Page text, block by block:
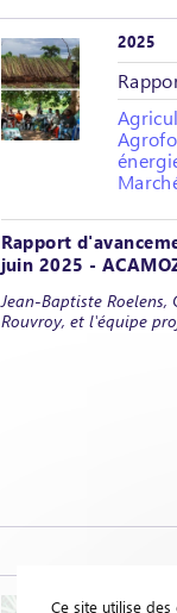
2025
Rapport
juin 2025 -
Jean-Baptiste Roelens,
Rouvroy, et l'équipe
2025
Ce site utilise